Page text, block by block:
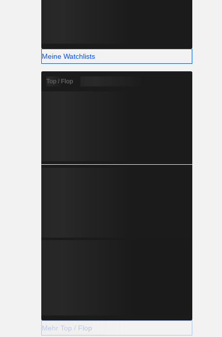
Meine Watchlists
Top / Flop
Mehr Top / Flop